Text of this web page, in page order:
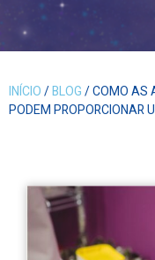
INÍCIO/BLOG/ COMO AS
PODEM PROPORCIONAR